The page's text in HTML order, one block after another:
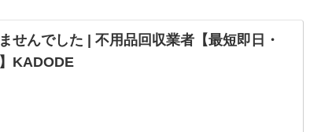
せんでした | 不用品回収業者【最短即日・
KADODE